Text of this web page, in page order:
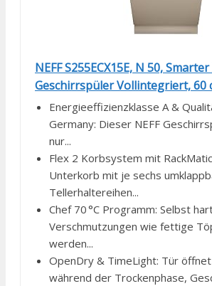
NEFF S255ECX15E, N 50, Smarter
Geschirrspüler Vollintegriert, 60
Energieeffizienzklasse A &
Germany: Dieser NEFF
nur...
Flex 2 Korbsystem mit
Unterkorb mit je sechs
Tellerhaltereihen...
Chef 70 °C Programm: Selbst
Verschmutzungen wie fettige
werden...
OpenDry & TimeLight: Tür
während der Trockenphase,